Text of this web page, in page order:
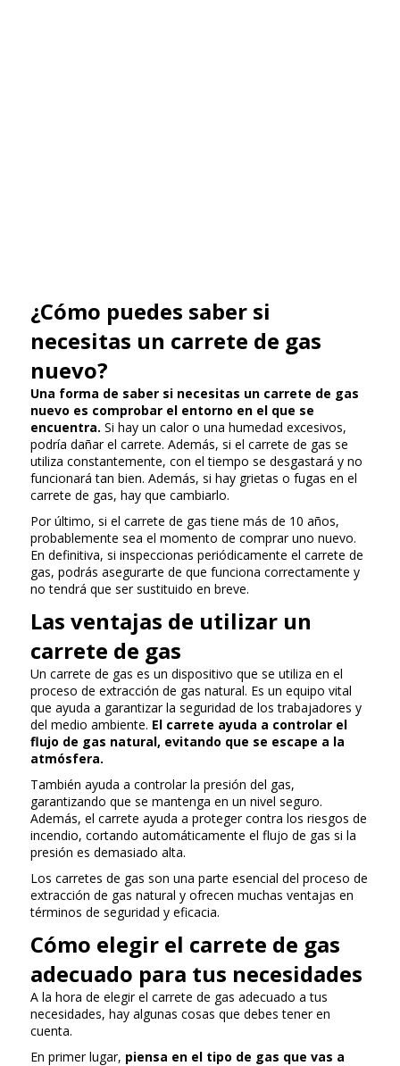
¿Cómo puedes saber si
necesitas un carrete de gas
nuevo?
Una forma de saber si necesitas un carrete de gas
nuevo es comprobar el entorno en el que se
encuentra. Si hay un calor o una humedad excesivos,
podría dañar el carrete. Además, si el carrete de gas se
utiliza constantemente, con el tiempo se desgastará y no
funcionará tan bien. Además, si hay grietas o fugas en el
carrete de gas, hay que cambiarlo.
Por último, si el carrete de gas tiene más de 10 años,
probablemente sea el momento de comprar uno nuevo.
En definitiva, si inspeccionas periódicamente el carrete de
gas, podrás asegurarte de que funciona correctamente y
no tendrá que ser sustituido en breve.
Las ventajas de utilizar un
carrete de gas
Un carrete de gas es un dispositivo que se utiliza en el
proceso de extracción de gas natural. Es un equipo vital
que ayuda a garantizar la seguridad de los trabajadores y
del medio ambiente. El carrete ayuda a controlar el
flujo de gas natural, evitando que se escape a la
atmósfera.
También ayuda a controlar la presión del gas,
garantizando que se mantenga en un nivel seguro.
Además, el carrete ayuda a proteger contra los riesgos de
incendio, cortando automáticamente el flujo de gas si la
presión es demasiado alta.
Los carretes de gas son una parte esencial del proceso de
extracción de gas natural y ofrecen muchas ventajas en
términos de seguridad y eficacia.
Cómo elegir el carrete de gas
adecuado para tus necesidades
A la hora de elegir el carrete de gas adecuado a tus
necesidades, hay algunas cosas que debes tener en
cuenta.
En primer lugar, piensa en el tipo de gas que vas a